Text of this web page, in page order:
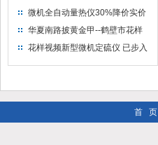
仪制造企业
微机全自动量热仪30%降价实价
出售
华夏南路披黄金甲--鹤壁市花样
视频仪器仪表有限公司
花样视频新型微机定硫仪 已步入
首 页